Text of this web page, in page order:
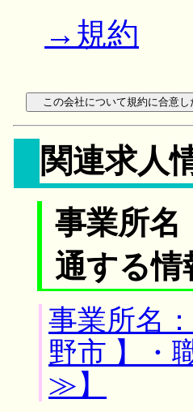
→規約
関連求人
事業所
通する情
事業所名
野市 】・
≫】